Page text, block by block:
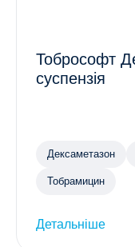
Тобрософт
суспензія
Дексаметазон
Тобрамицин
Детальніше